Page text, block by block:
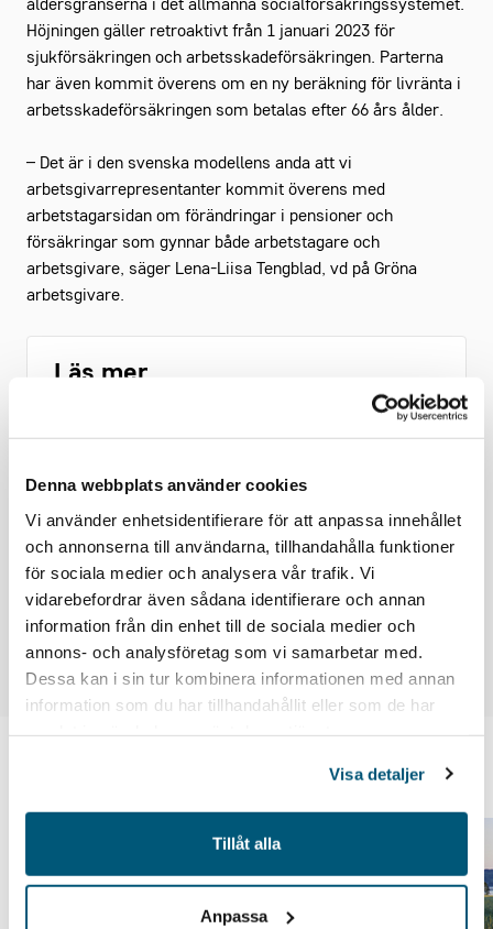
Denna webbplats använder cookies
Vi använder enhetsidentifierare för att anpassa innehållet
och annonserna till användarna, tillhandahålla funktioner
för sociala medier och analysera vår trafik. Vi
vidarebefordrar även sådana identifierare och annan
information från din enhet till de sociala medier och
annons- och analysföretag som vi samarbetar med.
Dessa kan i sin tur kombinera informationen med annan
information som du har tillhandahållit eller som de har
Visa detaljer
Tillåt alla
Anpassa
åldersgränserna i det allmänna socialförsäkringssystemet.
Höjningen gäller retroaktivt från 1 januari 2023 för
sjukförsäkringen och arbetsskadeförsäkringen. Parterna
har även kommit överens om en ny beräkning för livränta i
arbetsskadeförsäkringen som betalas efter 66 års ålder.
– Det är i den svenska modellens anda att vi
arbetsgivarrepresentanter kommit överens med
arbetstagarsidan om förändringar i pensioner och
försäkringar som gynnar både arbetstagare och
arbetsgivare, säger Lena-Liisa Tengblad, vd på Gröna
arbetsgivare.
Läs mer
Arbetsmarknadens parter överens om
försäkringar (svensktnaringsliv.se)
Dela